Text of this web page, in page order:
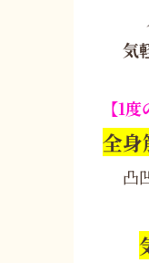
気
【1
全身
凸